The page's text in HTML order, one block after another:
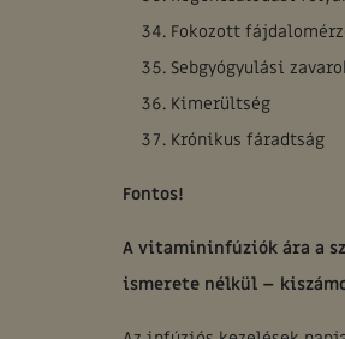
Fokozott
Sebgyógyulási
Kimerültség
Krónikus fáradtság
Fontos!
A vitamininfúziók ára a
ismerete nélkül –